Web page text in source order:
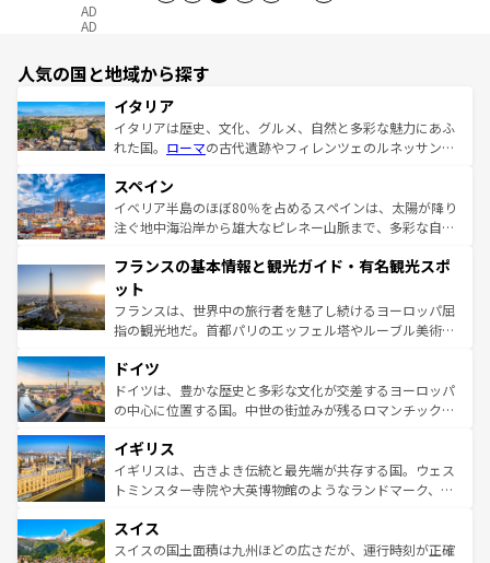
AD
AD
人気の国と地域から探す
イタリア
イタリアは歴史、文化、グルメ、自然と多彩な魅力にあふ
れた国。 ローマの古代遺跡やフィレンツェのルネッサンス
ろん、トスカーナの美しい田園風景やアマルフィ海岸の絶
景など、自然景観も見逃せない。観光の合間には、本場の
ピザやパスタなど、絶品のイタリア料理を堪能することも
ませてくれるイタリアで、忘れられない旅をしてみよう！
なお、新着のイタリア情報は
しい。
スペイン
イベリア半島のほぼ80％を占めるスペインは、太陽が降り
注ぐ地中海沿岸から雄大なピレネー山脈まで、多彩な自然
文化が根付くこの国では、情熱的なフラメンコ、熱気あふ
れる闘牛、そして美味しいタパスが生活の一部となってい
る。首都マドリードの洗練された雰囲気や、バルセロナの
アートに溢れた街角から、地方では古代ローマ遺跡や中世
せる。地方によって風土や気候が異なるスペインはその個
性で訪れる人を魅了する。 なお、新着のスペイン情報は コ
ンテンツ一覧を参照してほしい。
フランスの基本情報と観光ガイド・有名観光スポ
ット
フランスは、世界中の旅行者を魅了し続けるヨーロッパ屈
指の観光地だ。首都パリのエッフェル塔やルーブル美術館
で、幅広い魅力が詰まっている。華麗な宮殿、歴史的な大
聖堂、美しいビーチ、そして豊かな自然が、訪れる者を心
から魅了する。また、フランスは美食の国としても知ら
いる。シャンパンの発祥地であるランス、プロヴァンスの
香り高いラベンダー畑など、多彩な楽しみ方が可能だ。さ
らに、パリ以外の地域にも魅力が溢れており、どの街角に
れる地方に足を運ぶとそれぞれで全く異なる文化を体験で
きるだろう。 なお、新着のフランス情報はコンテンツ一覧
ドイツ
ドイツは、豊かな歴史と多彩な文化が交差するヨーロッパ
の中心に位置する国。中世の街並みが残るロマンチック街
顔を持つこの国は、どこを歩いても飽きることがない。ベ
ルリンの文化的活気、バイエルン州のアルプスの絶景、そ
してライン川沿いのワイン畑といった風景は必見。ビール
は、お酒好きな人にはぜひ体験してほしい。 なお、新着の
ドイツ情報はコンテンツ一覧を参照してほしい。
イギリス
イギリスは、古きよき伝統と最先端が共存する国。ウェス
トミンスター寺院や大英博物館のようなランドマーク、歴
リアごとに異なる魅力がある。また、優雅なアフタヌーン
ティー、ビール好きにはたまらない英国パブ、サッカー観
スイス
スイスの国土面積は九州ほどの広さだが、運行時刻が正確